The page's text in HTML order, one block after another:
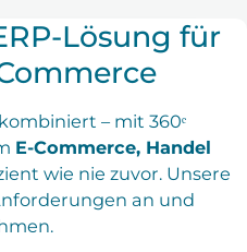
Lösung für
– mit 360ᵉ
E-Commerce, Handel
wie nie zuvor. Unsere
an und